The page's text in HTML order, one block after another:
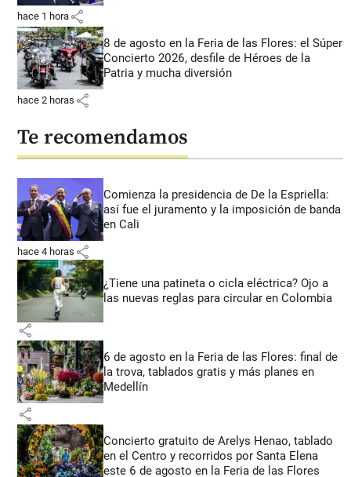
hace 1 hora share
8 de agosto en la Feria de las Flores: el Súper
Concierto 2026, desfile de Héroes de la
Patria y mucha diversión
hace 2 horas share
Te recomendamos
Comienza la presidencia de De la Espriella:
así fue el juramento y la imposición de banda
en Cali
hace 4 horas share
¿Tiene una patineta o cicla eléctrica? Ojo a
las nuevas reglas para circular en Colombia
share
6 de agosto en la Feria de las Flores: final de
la trova, tablados gratis y más planes en
Medellín
share
Concierto gratuito de Arelys Henao, tablado
en el Centro y recorridos por Santa Elena
este 6 de agosto en la Feria de las Flores